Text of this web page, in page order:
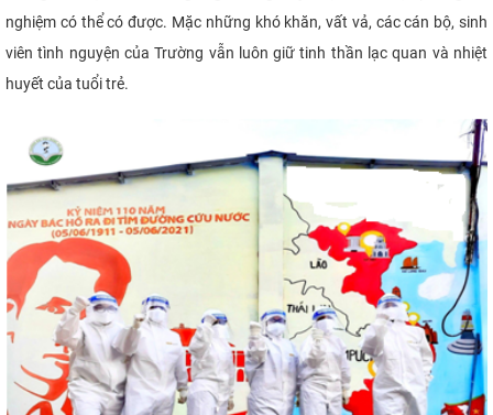
nghiệm có thể có được. Mặc những khó khăn, vất vả, các cán bộ, sinh
viên tình nguyện của Trường vẫn luôn giữ tinh thần lạc quan và nhiệt
huyết của tuổi trẻ.